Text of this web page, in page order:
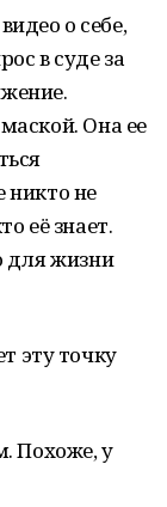
о себе,
в суде за
Она ее
никто не
её знает.
для жизни
эту точку
Похоже, у